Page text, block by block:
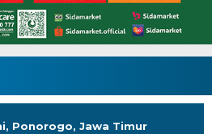
Ponorogo, Jawa Timur